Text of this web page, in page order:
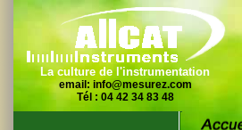
La culture de l'instrumentation
email: info@mesurez.com
Tél : 04 42 34 83 48